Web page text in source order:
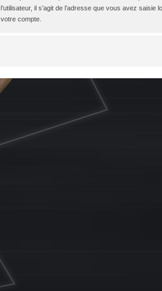
l’utilisateur, il s’agit de l’adresse que vous avez saisie
votre compte.